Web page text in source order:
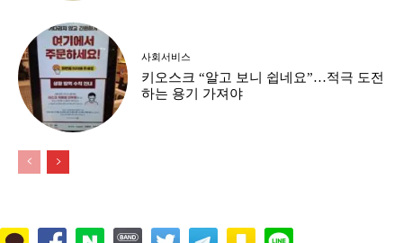
사회서비스
키오스크 “알고 보니 쉽네요”…적극 도전
하는 용기 가져야